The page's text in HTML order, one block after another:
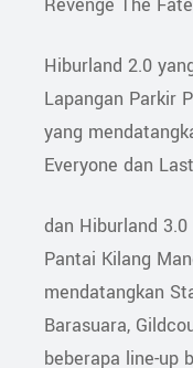
Hiburland 2.0
Lapangan Parkir
yang
Everyone dan
dan Hiburland
Pantai Kilang
mendatangkan
Barasuara,
beberapa line-up